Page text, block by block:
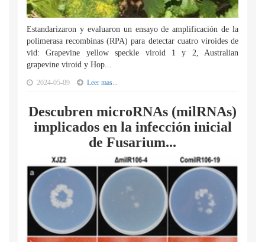
Estandarizaron y evaluaron un ensayo de amplificación de la
polimerasa recombinas (RPA) para detectar cuatro viroides de
vid: Grapevine yellow speckle viroid 1 y 2, Australian
grapevine viroid y Hop...
2024-05-09 Leer mas...
Descubren microRNAs (milRNAs)
implicados en la infección inicial
de Fusarium...